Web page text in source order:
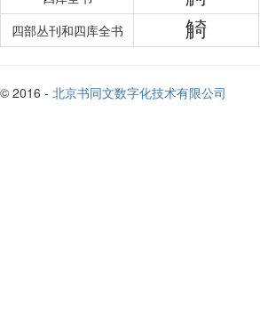
四部丛刊和四库全书
觭
© 2016 - 北京书同文数字化技术有限公司